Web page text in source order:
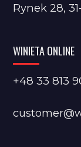
Rynek 28,
WINIETA ONLINE
+48 33 813